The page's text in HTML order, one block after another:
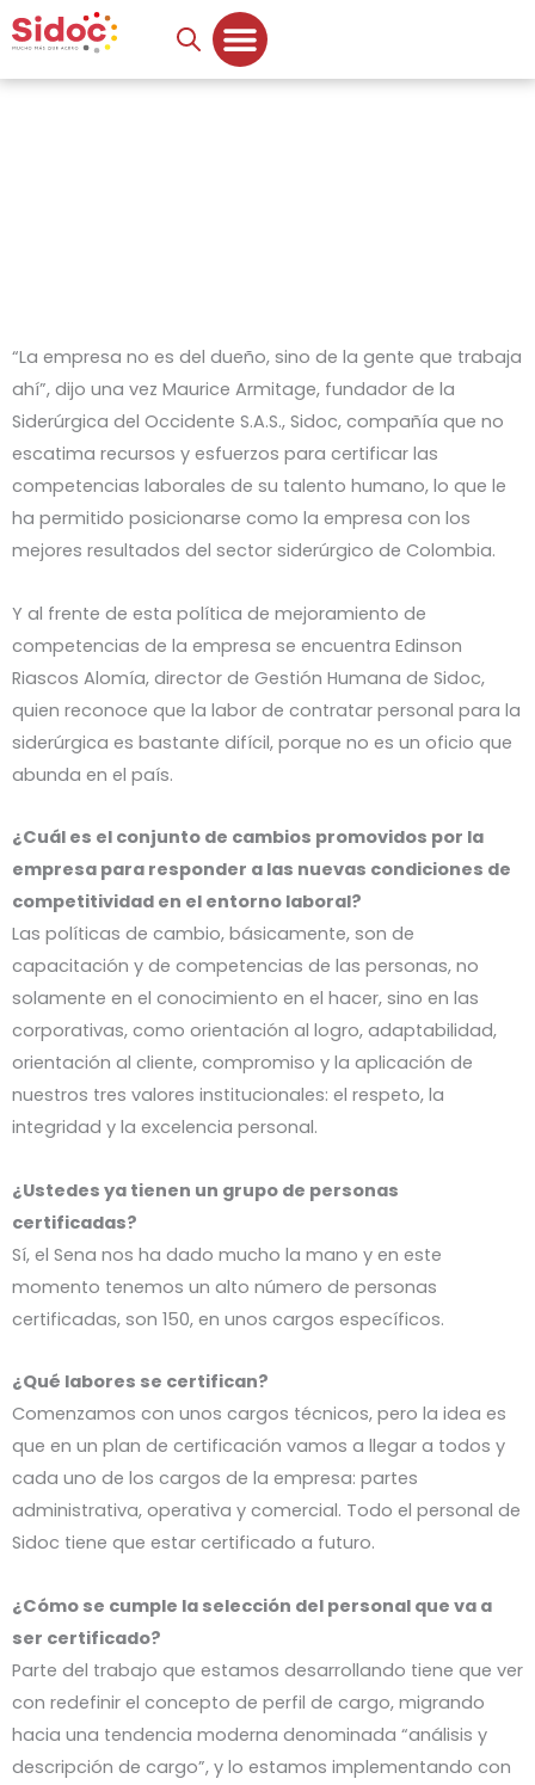
al
contenido
“La empresa no es del dueño, sino de la gente que trabaja
ahí”, dijo una vez Maurice Armitage, fundador de la
Siderúrgica del Occidente S.A.S., Sidoc, compañía que no
escatima recursos y esfuerzos para certificar las
competencias laborales de su talento humano, lo que le
ha permitido posicionarse como la empresa con los
mejores resultados del sector siderúrgico de Colombia.
Y al frente de esta política de mejoramiento de
competencias de la empresa se encuentra Edinson
Riascos Alomía, director de Gestión Humana de Sidoc,
quien reconoce que la labor de contratar personal para la
siderúrgica es bastante difícil, porque no es un oficio que
abunda en el país.
¿Cuál es el conjunto de cambios promovidos por la
empresa para responder a las nuevas condiciones de
competitividad en el entorno laboral?
Las políticas de cambio, básicamente, son de
capacitación y de competencias de las personas, no
solamente en el conocimiento en el hacer, sino en las
corporativas, como orientación al logro, adaptabilidad,
orientación al cliente, compromiso y la aplicación de
nuestros tres valores institucionales: el respeto, la
integridad y la excelencia personal.
¿Ustedes ya tienen un grupo de personas
certificadas?
Sí, el Sena nos ha dado mucho la mano y en este
momento tenemos un alto número de personas
certificadas, son 150, en unos cargos específicos.
¿Qué labores se certifican?
Comenzamos con unos cargos técnicos, pero la idea es
que en un plan de certificación vamos a llegar a todos y
cada uno de los cargos de la empresa: partes
administrativa, operativa y comercial. Todo el personal de
Sidoc tiene que estar certificado a futuro.
¿Cómo se cumple la selección del personal que va a
ser certificado?
Parte del trabajo que estamos desarrollando tiene que ver
con redefinir el concepto de perfil de cargo, migrando
hacia una tendencia moderna denominada “análisis y
descripción de cargo”, y lo estamos implementando con